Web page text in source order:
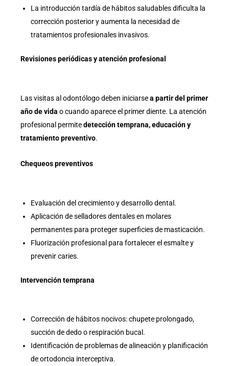
La introducción tardía de hábitos saludables dificulta la
corrección posterior y aumenta la necesidad de
tratamientos profesionales invasivos.
Revisiones periódicas y atención profesional
Las visitas al odontólogo deben iniciarsea partir del primer
año de vida o cuando aparece el primer diente. La atención
profesional permitedetección temprana, educación y
tratamiento preventivo.
Chequeos preventivos
Evaluación del crecimiento y desarrollo dental.
Aplicación de selladores dentales en molares
permanentes para proteger superficies de masticación.
Fluorización profesional para fortalecer el esmalte y
prevenir caries.
Intervención temprana
Corrección de hábitos nocivos: chupete prolongado,
succión de dedo o respiración bucal.
Identificación de problemas de alineación y planificación
de ortodoncia interceptiva.